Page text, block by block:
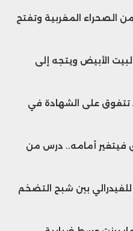
الصحراء المغربية وتفتح
الأبيض ويتجه إلى
تتفوق على الشهادة في
فيتغير أمامه.. درس من
بين شبح التضخم